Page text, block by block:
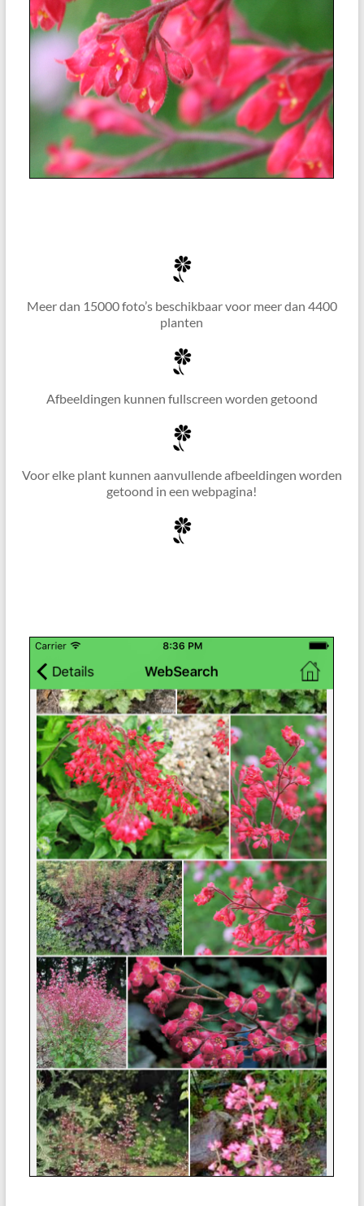
Meer dan 15000 foto’s beschikbaar voor meer dan 4400
planten
Afbeeldingen kunnen fullscreen worden getoond
Voor elke plant kunnen aanvullende afbeeldingen worden
getoond in een webpagina!